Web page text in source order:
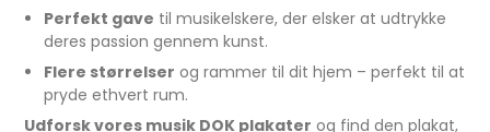
Perfekt gave til musikelskere, der elsker at udtrykke
deres passion gennem kunst.
Flere størrelser og rammer til dit hjem – perfekt til at
pryde ethvert rum.
Udforsk vores musik DOK plakater og find den plakat,